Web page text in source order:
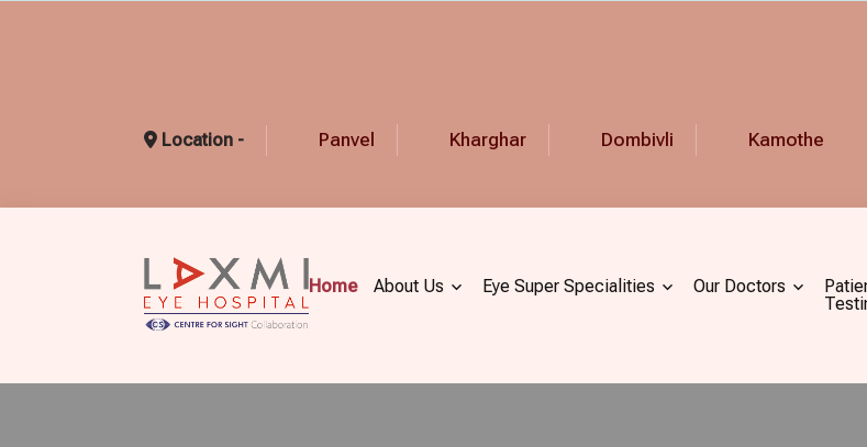
Location - Panvel Kharghar Dombivli Kamothe
Home About Us Eye Super Specialities Our Doctors